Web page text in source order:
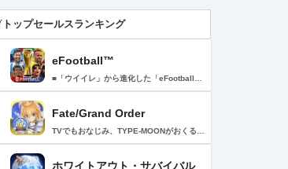
トップセールスランキング
eFootball™
Fate/Grand Order
ホワイトアウト・サバイバル